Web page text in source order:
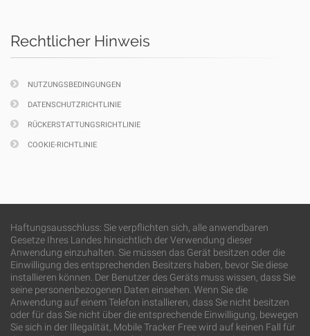
Rechtlicher Hinweis
NUTZUNGSBEDINGUNGEN
DATENSCHUTZRICHTLINIE
RÜCKERSTATTUNGSRICHTLINIE
COOKIE-RICHTLINIE
Haftungsausschluss: Sie verpflichten sich, alle anwendbaren
Gesetze Ihres Landes hinsichtlich der Verwendung dieser
Anwendung einzuhalten. Sie müssen das Gerät besitzen oder die
Einwilligung des entsprechenden Besitzers haben, bevor Sie diese
installieren können. Der Benutzer des Geräts muss wissen, dass Sie
seine personenbezogenen Daten einsehen. Wenn Sie die
Anwendung auf einem Telefon installieren, dass Sie nicht besitzen
oder für das Sie nicht über die entsprechende Einwilligung, bewegen
Sie sich in der Illegalität, Mobile Tracker Free wird auf keinen Fall für